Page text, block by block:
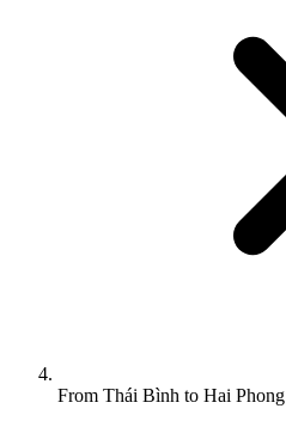
From Thái Bình to Hai Phong